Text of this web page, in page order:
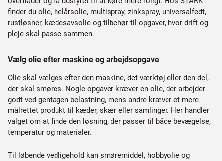
finder du olie, helårsolie, multispray, zinkspray, universalfedt,
rustløsner, kædesavsolie og tilbehør til opgaver, hvor drift og
pleje skal passe sammen.
Vælg olie efter maskine og arbejdsopgave
Olie skal vælges efter den maskine, det værktøj eller den del,
der skal smøres. Nogle opgaver kræver en olie, der arbejder
godt ved gentagen belastning, mens andre kræver et mere
målrettet produkt til kæder, skær eller samlinger. Her handler
valget om at finde den løsning, der passer til både bevægelse,
temperatur og materialer.
Til løbende vedligehold kan smøremiddel, hobbyolie og